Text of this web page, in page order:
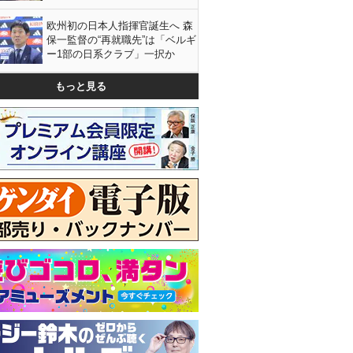
欧州初の日本人指揮官誕生へ 森
保一監督の“再就職先”は「ベルギ
ー1部の日系クラブ」一択か
もっと見る